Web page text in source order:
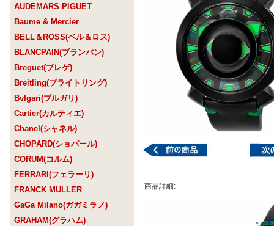
AUDEMARS PIGUET
Baume & Mercier
BELL＆ROSS(ベル＆ロス)
BLANCPAIN(ブランパン)
Breguet(ブレゲ)
Breitling(ブライトリング)
Bvlgari(ブルガリ)
Cartier(カルティエ)
Chanel(シャネル)
CHOPARD(ショパール)
CORUM(コルム)
FERRARI(フェラーリ)
FRANCK MULLER
GaGa Milano(ガガミラノ)
GRAHAM(グラハム)
商品詳細: